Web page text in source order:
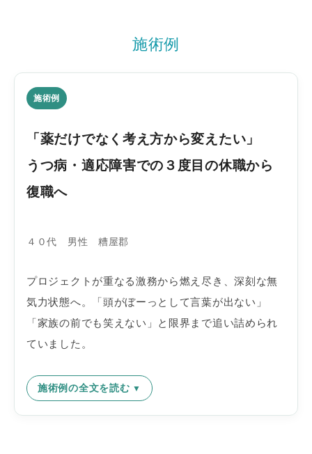
施術例
施術例
「薬だけでなく考え方から変えたい」
うつ病・適応障害での３度目の休職から
復職へ
４０代 男性 糟屋郡
プロジェクトが重なる激務から燃え尽き、深刻な無
気力状態へ。「頭がぼーっとして言葉が出ない」
「家族の前でも笑えない」と限界まで追い詰められ
ていました。
施術例の全文を読む